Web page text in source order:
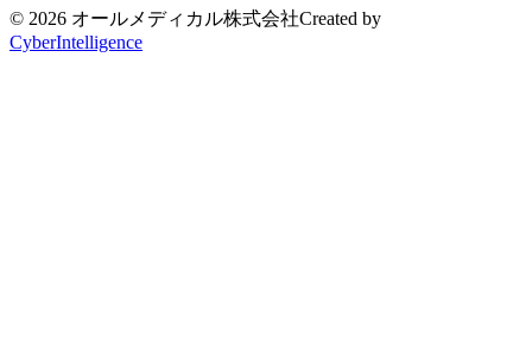
© 2026 オールメディカル株式会社Created by
CyberIntelligence